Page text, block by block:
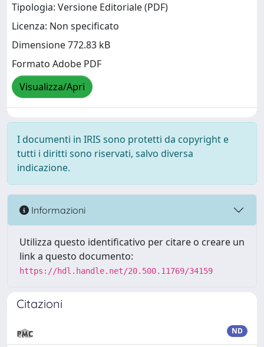
Tipologia: Versione Editoriale (PDF)
Licenza: Non specificato
Dimensione 772.83 kB
Formato Adobe PDF
Visualizza/Apri
I documenti in IRIS sono protetti da copyright e
tutti i diritti sono riservati, salvo diversa
indicazione.
Informazioni
Utilizza questo identificativo per citare o creare un
link a questo documento:
https://hdl.handle.net/20.500.11769/34159
Citazioni
ND